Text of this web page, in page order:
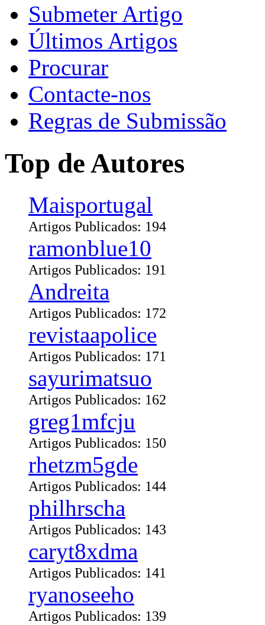
Submeter Artigo
Últimos Artigos
Procurar
Contacte-nos
Regras de Submissão
Top de Autores
Maisportugal
Artigos Publicados: 194
ramonblue10
Artigos Publicados: 191
Andreita
Artigos Publicados: 172
revistaapolice
Artigos Publicados: 171
sayurimatsuo
Artigos Publicados: 162
greg1mfcju
Artigos Publicados: 150
rhetzm5gde
Artigos Publicados: 144
philhrscha
Artigos Publicados: 143
caryt8xdma
Artigos Publicados: 141
ryanoseeho
Artigos Publicados: 139